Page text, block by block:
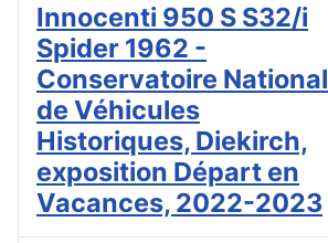
Innocenti 950 S S32/i
Spider 1962 -
Conservatoire National
de Véhicules
Historiques, Diekirch,
exposition Départ en
Vacances, 2022-2023